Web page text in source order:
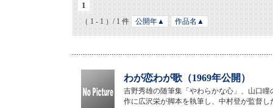
1
（ 1 - 1 ）/ 1 件 公開年▲ 作品名▲
わが恋わが歌（1969年公開）
吉野秀雄の随筆集「やわらかな心」、山口
作に広沢栄が脚本を執筆し、中村登が監督